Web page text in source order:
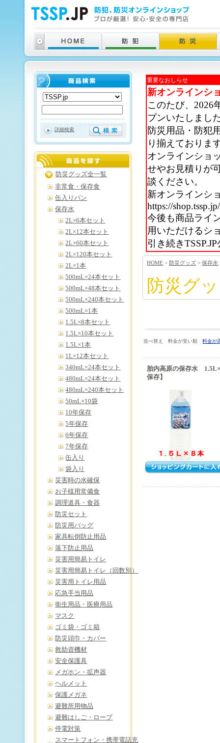
重要なおしらせ
新オンラインシ
このたび、2026
プンいたしまし
防災用品・防犯
り揃えておりま
オンラインショ
せやお見積りが
談ください。
新オンラインシ
https://shop.tssp.jp/
今後も商品ライ
用いただけるシ
引き続き
HOME >防災グッズ >保存水
防災グ
並べ替え 料金が安い順料金が
胎内高原の保存水
保存】
詳細検索
防災グッズ全一覧
非常食・保存食
缶入りパン
保存水
2L×6本セット
2L×12本セット
2L×60本セット
2L×120本セット
2L×1本
500mL×24本セット
500mL×48本セット
500mL×240本セット
500mL×1本
1.5L×8本セット
1.5L×10本セット
1.5L×1本
1L×12本セット
340mL×24本セット
480mL×24本セット
480mL×240本セット
50mL×10袋
10年保存
5年保存
6年保存
7年保存
缶入り
袋入り
災害時の水確保
お子様用常備食
調理道具・食器
防災セット
防災用バッグ
家具転倒防止用品
落下防止用品
災害用簡易トイレ
災害用簡易トイレ（回数別）
災害用トイレ用品
応急手当用品
衛生用品・医療用品
マスク
ゴミ袋・ゴミ箱
防災頭巾・カバー
救助資機材
安全保護具
メガホン・拡声器
ヘルメット
保護メガネ
避難所用物品
避難はしご・ロープ
停電対策
スマートフォン・携帯電話充